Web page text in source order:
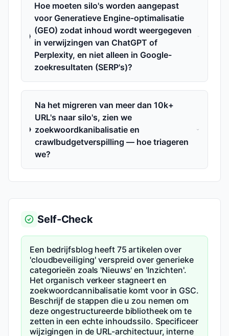
Hoe moeten silo's worden aangepast
voor Generatieve Engine-optimalisatie
(GEO) zodat inhoud wordt weergegeven
in verwijzingen van ChatGPT of
Perplexity, en niet alleen in Google-
zoekresultaten (SERP's)?
Na het migreren van meer dan 10k+
URL's naar silo's, zien we
zoekwoordkanibalisatie en
crawlbudgetverspilling — hoe triageren
we?
Self-Check
Een bedrijfsblog heeft 75 artikelen over
'cloudbeveiliging' verspreid over generieke
categorieën zoals 'Nieuws' en 'Inzichten'.
Het organisch verkeer stagneert en
zoekwoordcannibalisatie komt voor in GSC.
Beschrijf de stappen die u zou nemen om
deze ongestructureerde bibliotheek om te
zetten in een echte inhoudssilo. Specificeer
wijzigingen in de URL-architectuur, interne